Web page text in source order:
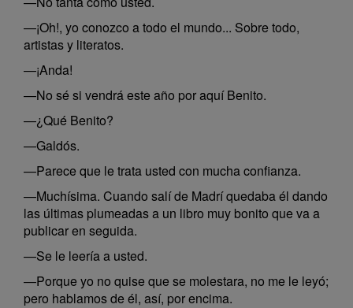
—¡Oh!, yo conozco a todo el mundo... Sobre todo,
artistas y literatos.
—¡Anda!
—No sé si vendrá este año por aquí Benito.
—¿Qué Benito?
—Galdós.
—Parece que le trata usted con mucha confianza.
—Muchísima. Cuando salí de Madrí quedaba él dando
las últimas plumeadas a un libro muy bonito que va a
publicar en seguida.
—Se le leería a usted.
—Porque yo no quise que se molestara, no me le leyó;
pero hablamos de él, así, por encima.